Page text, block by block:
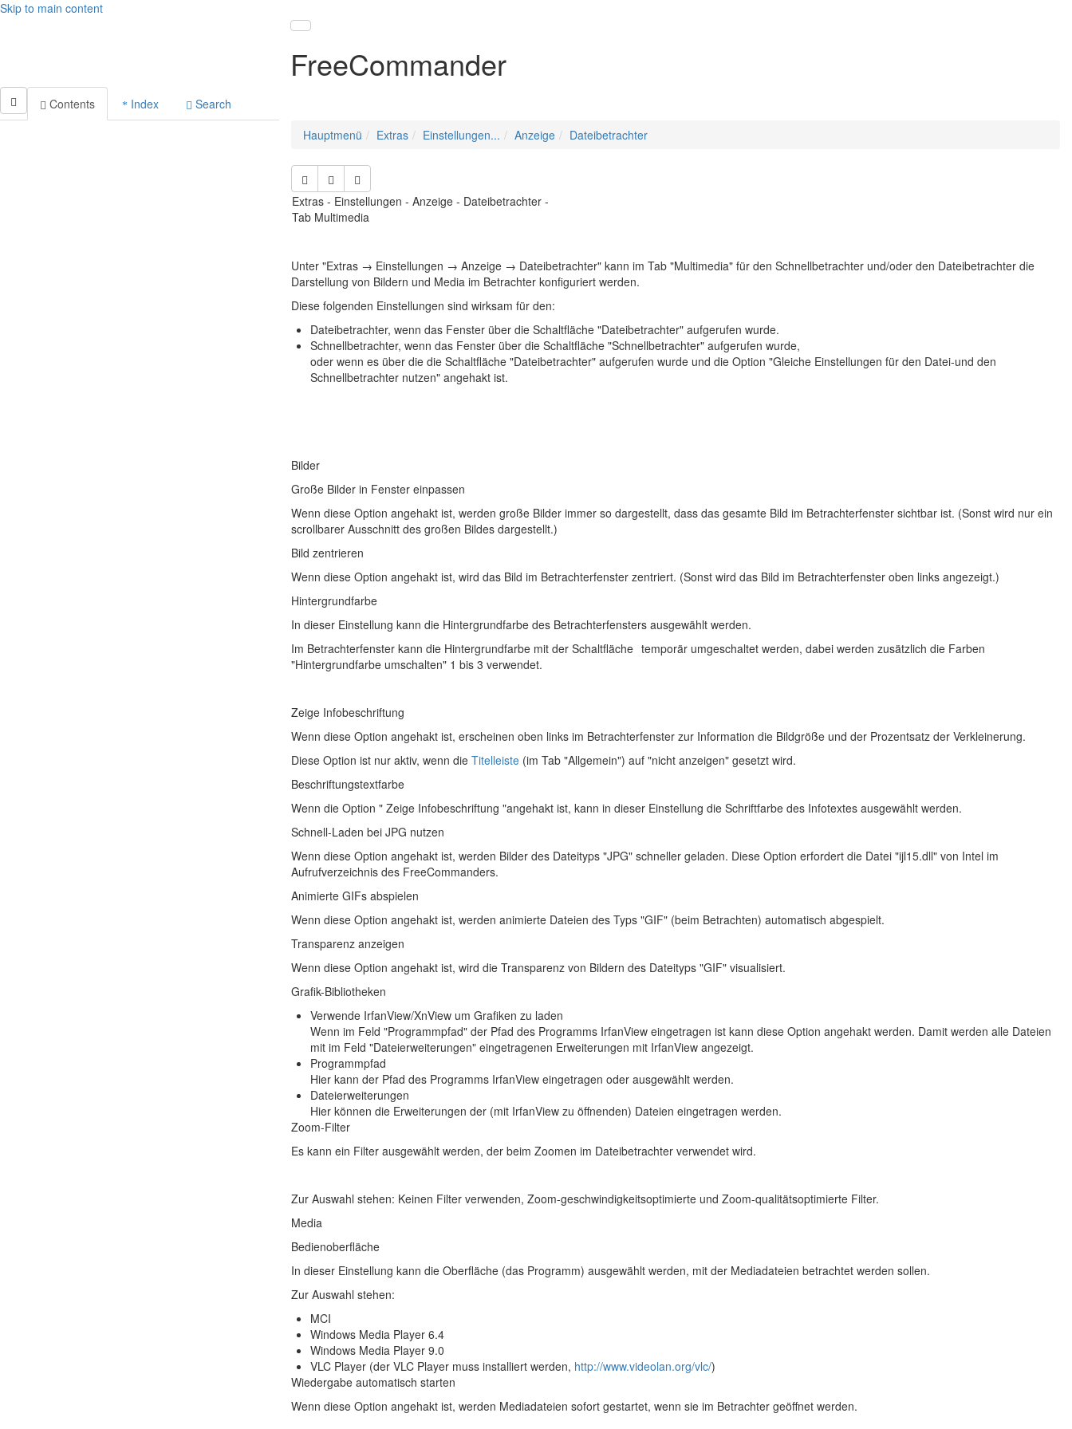
Skip to main content
Toggle navigation
FreeCommander
Contents Index
Search
Hauptmenü
Extras Einstellungen... Anzeige Dateibetrachter
Extras - Einstellungen - Anzeige - Dateibetrachter -
Tab Multimedia
Unter "Extras → Einstellungen → Anzeige → Dateibetrachter" kann im Tab "Multimedia" für den Schnellbetrachter und/oder den Dateibetrachter die
Darstellung von Bildern und Media im Betrachter konfiguriert werden.
Diese folgenden Einstellungen sind wirksam für den:
Dateibetrachter, wenn das Fenster über die Schaltfläche "Dateibetrachter" aufgerufen wurde.
Schnellbetrachter, wenn das Fenster über die Schaltfläche "Schnellbetrachter" aufgerufen wurde,
oder wenn es über die die Schaltfläche "Dateibetrachter" aufgerufen wurde und die Option "Gleiche Einstellungen für den Datei-und den
Schnellbetrachter nutzen" angehakt ist.
Bilder
Große Bilder in Fenster einpassen
Wenn diese Option angehakt ist, werden große Bilder immer so dargestellt, dass das gesamte Bild im Betrachterfenster sichtbar ist. (Sonst wird nur ein
scrollbarer Ausschnitt des großen Bildes dargestellt.)
Bild zentrieren
Wenn diese Option angehakt ist, wird das Bild im Betrachterfenster zentriert. (Sonst wird das Bild im Betrachterfenster oben links angezeigt.)
Hintergrundfarbe
In dieser Einstellung kann die Hintergrundfarbe des Betrachterfensters ausgewählt werden.
Im Betrachterfenster kann die Hintergrundfarbe mit der Schaltfläche temporär umgeschaltet werden, dabei werden zusätzlich die Farben
"Hintergrundfarbe umschalten" 1 bis 3 verwendet.
Zeige Infobeschriftung
Wenn diese Option angehakt ist, erscheinen oben links im Betrachterfenster zur Information die Bildgröße und der Prozentsatz der Verkleinerung.
Diese Option ist nur aktiv, wenn die Titelleiste (im Tab "Allgemein") auf "nicht anzeigen" gesetzt wird.
Beschriftungstextfarbe
Wenn die Option " Zeige Infobeschriftung "angehakt ist, kann in dieser Einstellung die Schriftfarbe des Infotextes ausgewählt werden.
Schnell-Laden bei JPG nutzen
Wenn diese Option angehakt ist, werden Bilder des Dateityps "JPG" schneller geladen. Diese Option erfordert die Datei "ijl15.dll" von Intel im
Aufrufverzeichnis des FreeCommanders.
Animierte GIFs abspielen
Wenn diese Option angehakt ist, werden animierte Dateien des Typs "GIF" (beim Betrachten) automatisch abgespielt.
Transparenz anzeigen
Wenn diese Option angehakt ist, wird die Transparenz von Bildern des Dateityps "GIF" visualisiert.
Grafik-Bibliotheken
Verwende IrfanView/XnView um Grafiken zu laden
Wenn im Feld "Programmpfad" der Pfad des Programms IrfanView eingetragen ist kann diese Option angehakt werden. Damit werden alle Dateien
mit im Feld "Dateierweiterungen" eingetragenen Erweiterungen mit IrfanView angezeigt.
Programmpfad
Hier kann der Pfad des Programms IrfanView eingetragen oder ausgewählt werden.
Dateierweiterungen
Hier können die Erweiterungen der (mit IrfanView zu öffnenden) Dateien eingetragen werden.
Zoom-Filter
Es kann ein Filter ausgewählt werden, der beim Zoomen im Dateibetrachter verwendet wird.
Zur Auswahl stehen: Keinen Filter verwenden, Zoom-geschwindigkeitsoptimierte und Zoom-qualitätsoptimierte Filter.
Media
Bedienoberfläche
In dieser Einstellung kann die Oberfläche (das Programm) ausgewählt werden, mit der Mediadateien betrachtet werden sollen.
Zur Auswahl stehen:
MCI
Windows Media Player 6.4
Windows Media Player 9.0
VLC Player (der VLC Player muss installiert werden, http://www.videolan.org/vlc/)
Wiedergabe automatisch starten
Wenn diese Option angehakt ist, werden Mediadateien sofort gestartet, wenn sie im Betrachter geöffnet werden.